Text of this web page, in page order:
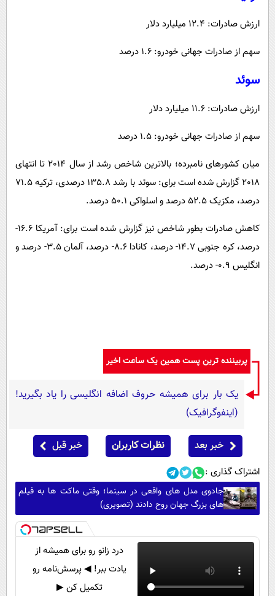
ارزش صادرات: 12.4 میلیارد دلار
سهم از صادرات جهانی خودرو: 1.6 درصد
سوئد
ارزش صادرات: 11.6 میلیارد دلار
سهم از صادرات جهانی خودرو: 1.5 درصد
میان کشورهای نامبرده؛ بالاترین شاخص رشد از سال 2014 تا انتهای
2018 گزارش شده است برای: سوئد با رشد 135.8 درصدی، ترکیه 71.5
درصد، مکزیک 52.5 درصد و اسلواکی 50.1 درصد.
کاهش صادرات بطور شاخص نیز گزارش شده است برای: آمریکا 16.6-
درصد، کره جنوبی 14.7- درصد، کانادا 8.6- درصد، آلمان 3.5- درصد و
انگلیس 0.9- درصد.
پربیننده ترین پست همین یک ساعت اخیر
یک بار برای همیشه حروف اضافه انگلیسی را یاد بگیرید!
(اینفوگرافیک)
خبر بعد نظرات کاربران خبر قبل
اشتراک گذاری :
جادوی مدل های واقعی در سینما؛ وقتی ماکت ها به فیلم
های بزرگ جهان روح دادند (تصویری)
درد زانو رو برای همیشه از
یادت ببر! ◀ پرسش‌نامه رو
تکمیل کن ▶